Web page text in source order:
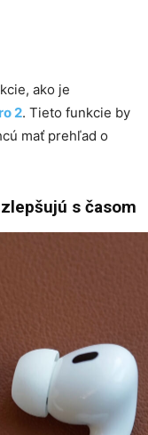
ako je
2. Tieto funkcie by
mať prehľad o
s časom